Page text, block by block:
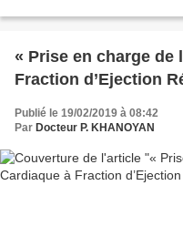
« Prise en charge de
Fraction d’Ejection
Publié le 19/02/2019 à 08:42
Par Docteur P. KHANOYAN